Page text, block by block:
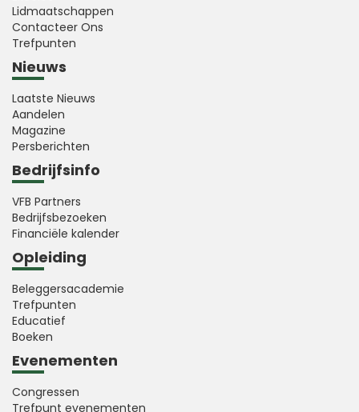
Lidmaatschappen
Contacteer Ons
Trefpunten
Nieuws
Laatste Nieuws
Aandelen
Magazine
Persberichten
Bedrijfsinfo
VFB Partners
Bedrijfsbezoeken
Financiële kalender
Opleiding
Beleggersacademie
Trefpunten
Educatief
Boeken
Evenementen
Congressen
Trefpunt evenementen